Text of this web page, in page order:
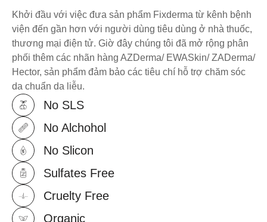
Khởi đầu với việc đưa sản phẩm Fixderma từ kênh bệnh
viện đến gần hơn với người dùng tiêu dùng ở nhà thuốc,
thương mại điện tử. Giờ đây chúng tôi đã mở rộng phân
phối thêm các nhãn hàng AZDerma/ EWASkin/ ZADerma/
Hector, sản phẩm đảm bảo các tiêu chí hỗ trợ chăm sóc
da chuẩn da liễu.
No SLS
No Alchohol
No Slicon
Sulfates Free
Cruelty Free
Organic